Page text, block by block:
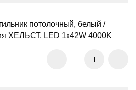
потолочный, белый /
ХЕЛЬСТ, LED 1x42W 4000K